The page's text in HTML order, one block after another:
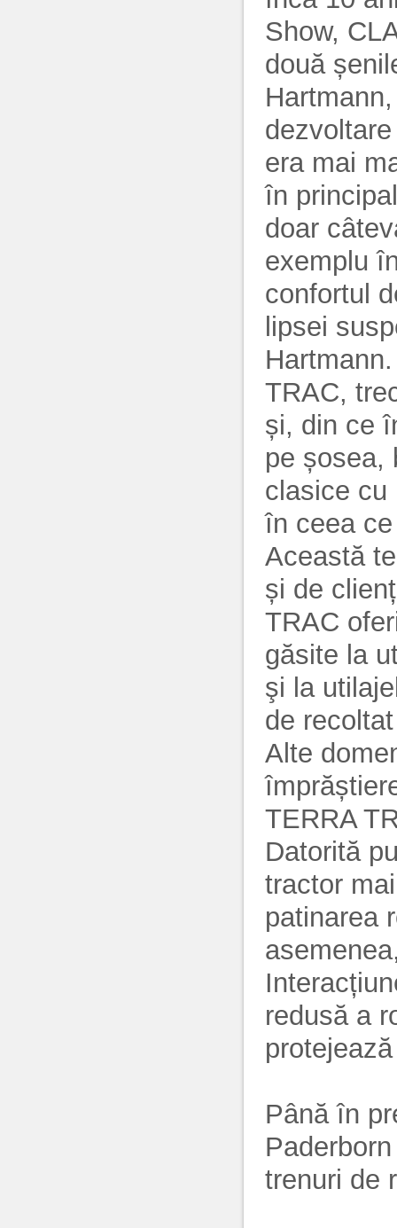
Show,
două
era mai
în
doar
exemplu
confortul
lipsei
TRAC,
și, din ce
pe șosea,
clasice cu
în ceea
Această
și de
TRAC
găsite la
şi la
de
Alte
TERRA
Datorită
tractor
patinarea
redusă a
Până în
trenuri de